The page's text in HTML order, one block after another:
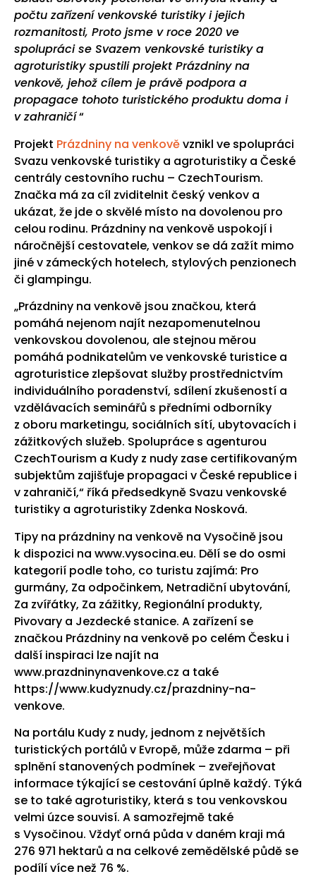
počtu zařízení venkovské turistiky i jejich
rozmanitosti, Proto jsme v roce 2020 ve
spolupráci se Svazem venkovské turistiky a
agroturistiky spustili projekt Prázdniny na
venkově, jehož cílem je právě podpora a
propagace tohoto turistického produktu doma i
v zahraničí“
Projekt Prázdniny na venkověvznikl ve spolupráci
Svazu venkovské turistiky a agroturistiky a České
centrály cestovního ruchu – CzechTourism.
Značka má za cíl zviditelnit český venkov a
ukázat, že jde o skvělé místo na dovolenou pro
celou rodinu. Prázdniny na venkově uspokojí i
náročnější cestovatele, venkov se dá zažít mimo
jiné v zámeckých hotelech, stylových penzionech
či glampingu.
„Prázdniny na venkově jsou značkou, která
pomáhá nejenom najít nezapomenutelnou
venkovskou dovolenou, ale stejnou měrou
pomáhá podnikatelům ve venkovské turistice a
agroturistice zlepšovat služby prostřednictvím
individuálního poradenství, sdílení zkušeností a
vzdělávacích seminářů s předními odborníky
z oboru marketingu, sociálních sítí, ubytovacích i
zážitkových služeb. Spolupráce s agenturou
CzechTourism a Kudy z nudy zase certifikovaným
subjektům zajišťuje propagaci v České republice i
v zahraničí,“ říká předsedkyně Svazu venkovské
turistiky a agroturistiky Zdenka Nosková.
Tipy na prázdniny na venkově na Vysočině jsou
k dispozici na www.vysocina.eu. Dělí se do osmi
kategorií podle toho, co turistu zajímá: Pro
gurmány, Za odpočinkem, Netradiční ubytování,
Za zvířátky, Za zážitky, Regionální produkty,
Pivovary a Jezdecké stanice. A zařízení se
značkou Prázdniny na venkově po celém Česku i
další inspiraci lze najít na
www.prazdninynavenkove.cz a také
https://www.kudyznudy.cz/prazdniny-na-
venkove.
Na portálu Kudy z nudy, jednom z největších
turistických portálů v Evropě, může zdarma – při
splnění stanovených podmínek – zveřejňovat
informace týkající se cestování úplně každý. Týká
se to také agroturistiky, která s tou venkovskou
velmi úzce souvisí. A samozřejmě také
s Vysočinou. Vždyť orná půda v daném kraji má
276 971 hektarů a na celkové zemědělské půdě se
podílí více než 76 %.